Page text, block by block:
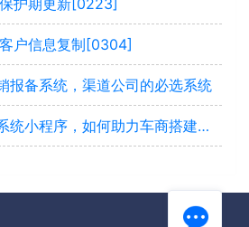
护期更新[0223]
户信息复制[0304]
报备系统，渠道公司的必选系统
快快二手车网站系统小程序，如何助力车商搭建自己平台